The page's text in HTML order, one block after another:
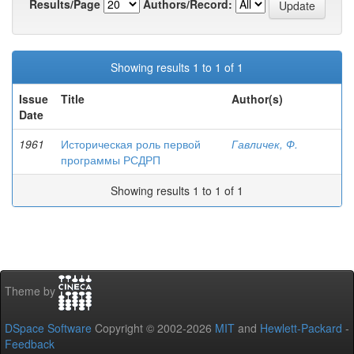
Results/Page
Authors/Record:
Showing results 1 to 1 of 1
Issue
Date
Title Author(s)
1961
Историческая роль первой
программы РСДРП
Гавличек, Ф.
Showing results 1 to 1 of 1
Theme by
DSpace Software Copyright © 2002-2026 MIT and Hewlett-Packard -
Feedback